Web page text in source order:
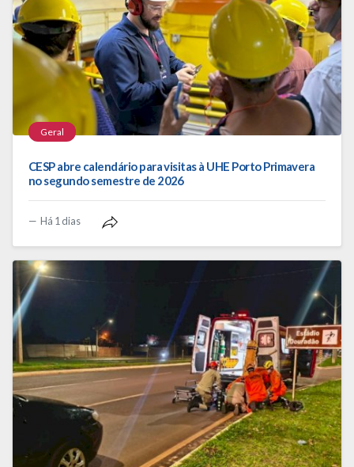
Geral
CESP abre calendário para visitas à UHE Porto Primavera
no segundo semestre de 2026
Há 1 dias